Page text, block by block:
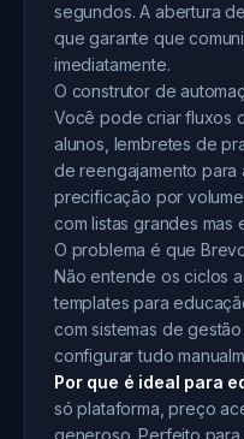
segundos. A abertura
que garante que
imediatamente.
O construtor de
Você pode criar fluxos
alunos, lembretes de
de reengajamento para
precificação por
com listas grandes mas
O problema é que
Não entende os ciclos
templates para
com sistemas de
configurar tudo
Por que é ideal para
só plataforma, preço
generoso. Perfeito